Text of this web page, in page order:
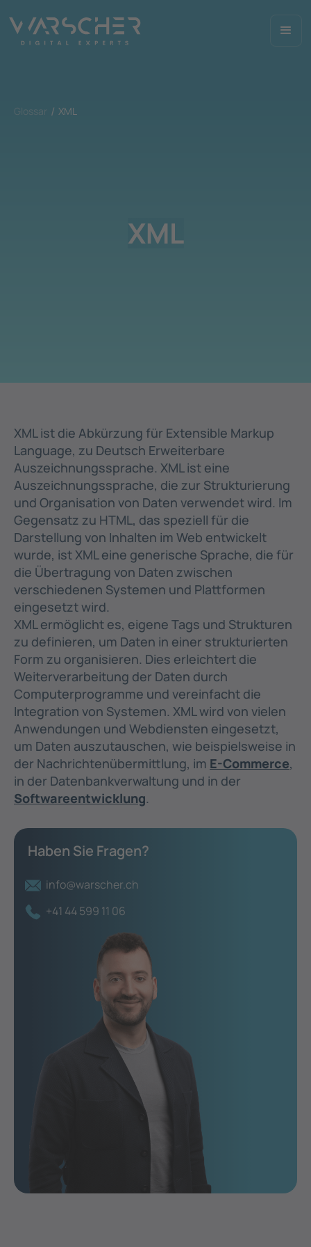
Glossar XML
XML
XML ist die Abkürzung für Extensible Markup
Language, zu Deutsch Erweiterbare
Auszeichnungssprache. XML ist eine
Auszeichnungssprache, die zur Strukturierung
und Organisation von Daten verwendet wird. Im
Gegensatz zu HTML, das speziell für die
Darstellung von Inhalten im Web entwickelt
wurde, ist XML eine generische Sprache, die für
die Übertragung von Daten zwischen
verschiedenen Systemen und Plattformen
eingesetzt wird.
XML ermöglicht es, eigene Tags und Strukturen
zu definieren, um Daten in einer strukturierten
Form zu organisieren. Dies erleichtert die
Weiterverarbeitung der Daten durch
Computerprogramme und vereinfacht die
Integration von Systemen. XML wird von vielen
Anwendungen und Webdiensten eingesetzt,
um Daten auszutauschen, wie beispielsweise in
der Nachrichtenübermittlung, im E-Commerce,
in der Datenbankverwaltung und in der
Softwareentwicklung.
Haben Sie Fragen?
info@warscher.ch
+41 44 599 11 06